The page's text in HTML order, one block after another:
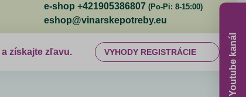
e-shop +421905386807 (Po-Pi: 8-15:00)
eshop@vinarskepotreby.eu
a získajte zľavu. VYHODY REGISTRÁCIE Youtube kanál